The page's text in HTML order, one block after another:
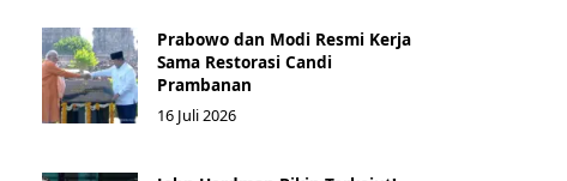
Prabowo dan Modi Resmi Kerja
Sama Restorasi Candi
Prambanan
16 Juli 2026